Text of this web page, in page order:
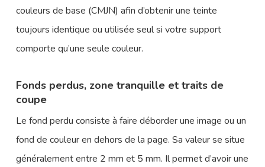
couleurs de base (CMJN) afin d’obtenir une teinte
toujours identique ou utilisée seul si votre support
comporte qu’une seule couleur.
Fonds perdus, zone tranquille et traits de
coupe
Le fond perdu consiste à faire déborder une image ou un
fond de couleur en dehors de la page. Sa valeur se situe
généralement entre 2 mm et 5 mm. Il permet d’avoir une